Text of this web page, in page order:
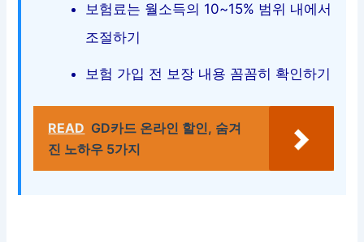
보험료는 월소득의 10~15% 범위 내에서
조절하기
보험 가입 전 보장 내용 꼼꼼히 확인하기
READ GD카드 온라인 할인, 숨겨
진 노하우 5가지